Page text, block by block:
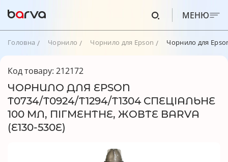
МЕНЮ
Головна Чорнило Чорнило для Epson Чорнило для
Код товару: 212172
ЧОРНИЛО ДЛЯ EPSON
T0734/T0924/T1294/T1304 СПЕЦІАЛЬНЕ
100 МЛ, ПІГМЕНТНЕ, ЖОВТЕ BARVA
(E130-530E)